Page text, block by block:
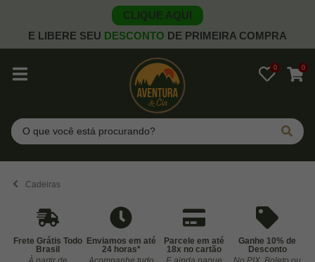
CLIQUE AQUI
E LIBERE SEU DESCONTO DE PRIMEIRA COMPRA
0 0
Pesquisar
Cadeiras
Frete Grátis Todo
Brasil
Enviamos em até
24 horas*
Parcele em até
18x no cartão
Ganhe 10% de
Desconto